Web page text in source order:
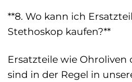
**8. Wo kann ich
Stethoskop kaufen?**
Ersatzteile wie Ohroliven
sind in der Regel in